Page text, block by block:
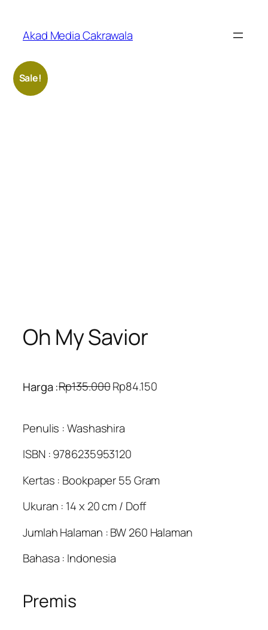
content
Akad Media Cakrawala
Sale!
Oh My Savior
Harga :Rp135.000O
g
i
n
a
p
i
e
Rp84.150C
t
c
Penulis : Washashira
ISBN : 9786235953120
Kertas : Bookpaper 55 Gram
Ukuran : 14 x 20 cm / Doff
Jumlah Halaman : BW 260 Halaman
Bahasa : Indonesia
Premis